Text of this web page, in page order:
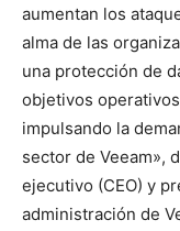
aumentan los
alma de las
una protección de
objetivos
impulsando la
sector de Veeam»,
ejecutivo (CEO) y
administración de